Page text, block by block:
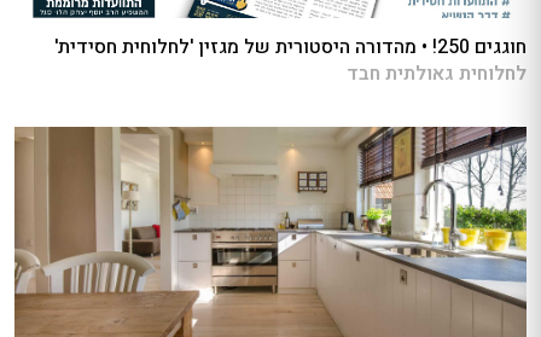
חוגגים 250! • מהדורה היסטורית של מגזין 'לחלוחית חסידית'
לחלוחית גאולתית חבד